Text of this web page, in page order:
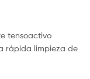
tensoactivo
rápida limpieza de